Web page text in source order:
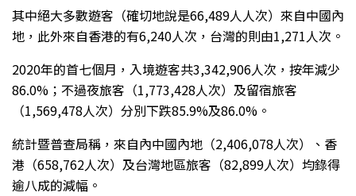
其中絕大多數遊客（確切地說是66,489人人次）來自中國內
地，此外來自香港的有6,240人次，台灣的則由1,271人次。
2020年的首七個月，入境遊客共3,342,906人次，按年減少
86.0%；不過夜旅客（1,773,428人次）及留宿旅客
（1,569,478人次）分別下跌85.9%及86.0%。
統計暨普查局稱，來自內中國內地（2,406,078人次）、香
港（658,762人次）及台灣地區旅客（82,899人次）均錄得
逾八成的減幅。